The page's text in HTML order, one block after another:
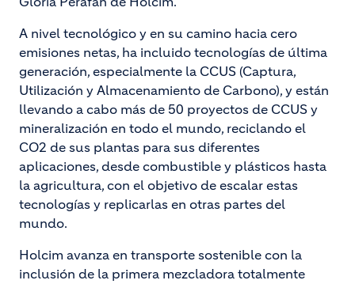
A nivel tecnológico y en su camino hacia cero
emisiones netas, ha incluido tecnologías de última
generación, especialmente la CCUS (Captura,
Utilización y Almacenamiento de Carbono), y están
llevando a cabo más de 50 proyectos de CCUS y
mineralización en todo el mundo, reciclando el
CO2 de sus plantas para sus diferentes
aplicaciones, desde combustible y plásticos hasta
la agricultura, con el objetivo de escalar estas
tecnologías y replicarlas en otras partes del
mundo.
Holcim avanza en transporte sostenible con la
inclusión de la primera mezcladora totalmente